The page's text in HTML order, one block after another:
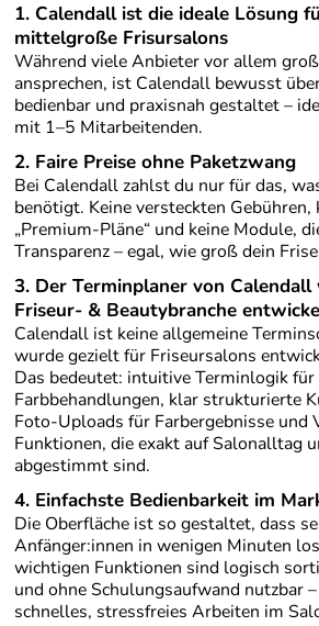
1. Calendall istdie ideale Lösung
mittelgroße Frisursalons
Während viele Anbieter vor allem
ansprechen, ist Calendall bewusst
bedienbar und praxisnah gestaltet –
mit 1–5 Mitarbeitenden.
2. Faire Preise ohne Paketzwang
Bei Calendall zahlst du nur für das,
benötigt. Keine versteckten Gebühren,
„Premium-Pläne“ und keine Module,
Transparenz – egal, wie groß dein
3. Der Terminplaner von
Friseur- & Beautybranche
Calendall ist keine allgemeine
wurde gezielt für Friseursalons
Das bedeutet: intuitive Terminlogik
Farbbehandlungen, klar strukturierte
Foto-Uploads für Farbergebnisse und
Funktionen, die exakt auf Salonalltag
abgestimmt sind.
4. Einfachste Bedienbarkeit im
Die Oberfläche ist so gestaltet, dass
Anfänger:innen in wenigen Minuten
wichtigen Funktionen sind logisch
und ohne Schulungsaufwand nutzbar
schnelles, stressfreies Arbeiten im